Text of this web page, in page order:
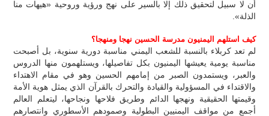
أن لا سبيل لتحقيق ذلك إلا بالسير على نهج ورؤية وروحية «هيهات منا
الذلة».
كيف استلهم اليمنيون مدرسة الحسين نهجا ومنهجا؟
لم تعد كربلاء بالنسبة للشعب اليمني مناسبة دورية سنوية، بل أصبحت
مناسبة يومية يعيشها اليمنيون بكل تفاصيلها، ويستلهمون منها الدروس
والعبر، ويستمدون الصبر من إمامهم الحسين وهو في مقام الاهتداء
والاقتداء في المسؤولية والقيادة والتحرك بالقرآن الذي يمثل هوية الأمة
وقيمتها الحقيقية ونهجها الدائم وطريق فلاحها ونجاحها، ليتعلم العالم
أجمع من مواقف اليمنيين البطولية وصمودهم الأسطوري وانتصارهم